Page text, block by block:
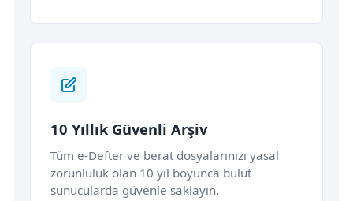
10 Yıllık Güvenli Arşiv
Tüm e-Defter ve berat dosyalarınızı yasal
zorunluluk olan 10 yıl boyunca bulut
sunucularda güvenle saklayın.